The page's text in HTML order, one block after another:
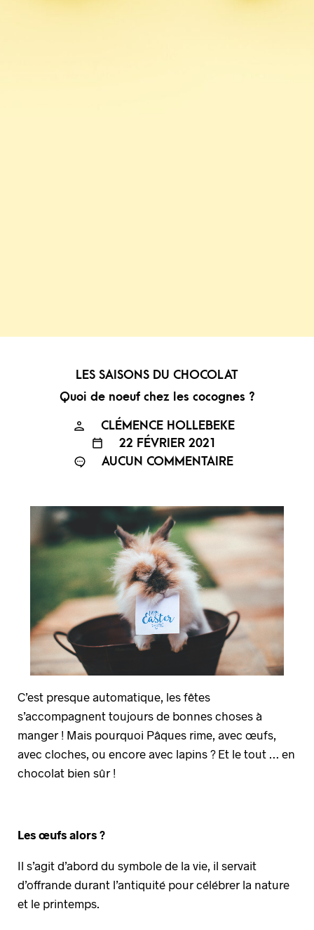
LES SAISONS DU CHOCOLAT
Quoi de noeuf chez les cocognes ?
CLÉMENCE HOLLEBEKE
22 FÉVRIER 2021
AUCUN COMMENTAIRE
C’est presque automatique, les fêtes
s’accompagnent toujours de bonnes choses à
manger ! Mais pourquoi Pâques rime, avec œufs,
avec cloches, ou encore avec lapins ? Et le tout … en
chocolat bien sûr !
Les œufs alors ?
Il s’agit d’abord du symbole de la vie, il servait
d’offrande durant l’antiquité pour célébrer la nature
et le printemps.